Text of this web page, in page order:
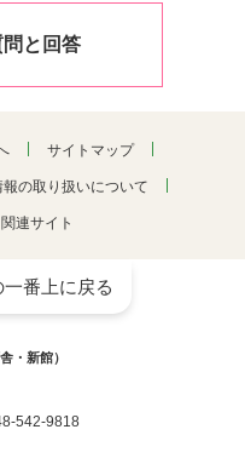
と回答
サイトマップ
報の取り扱いについて
関連サイト
番上に戻る
・新館）
542-9818